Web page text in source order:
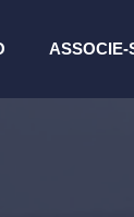
ASSOCIE-